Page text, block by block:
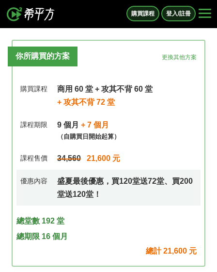
購買課程 登入/註冊
你所購買的方案 更換其他方案
購買課程
商用 60 堂 + 攻其不背 60 堂
+ 攻其不背 72 堂
課程期限 9 個月 + 7 個月
（自購買日開始起算）
課程售價 34,560 21,600 元
優惠內容
盛夏最後優惠，買120堂送72堂、買200
堂送120堂！
總堂數 192 堂
總期限 16 個月
總計21,600 元